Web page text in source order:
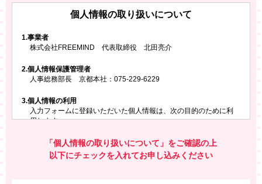
※ご兄弟姉妹など複数でお申し込みの場合、お一人ず
所属施設名・会員番号またはクーポンコード
所属施設名
会員番号またはクーポンコード
個人情報の取り扱いについて
1.事業者
株式会社FREEMIND 代表取締役 北田亮介
2.個人情報保護管理者
人事総務部長 京都本社：075-229-6229
3.個人情報の利用
入力フォームに登録いただいた個人情報は、次の目的のために利
用します。
お問い合わせにお答えするため
レプトンのキャンペーンや新商品（新サービス）、新規開講教
室等をご案内するため
「個人情報の取り扱いについて」をご確認の上
以下にチェックを入れてお申し込みください